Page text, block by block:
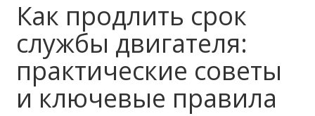
Как продлить срок
службы двигателя:
практические советы
и ключевые правила